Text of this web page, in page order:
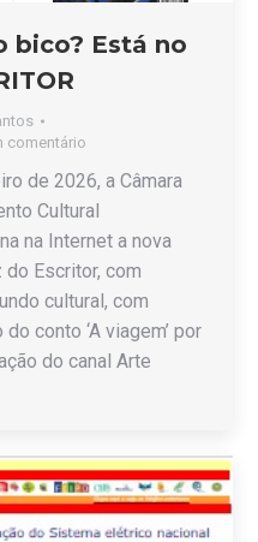
bico? Está no
comentário
de 2026, a Câmara
Cultural
na Internet a nova
Escritor, com
cultural, com
conto ‘A viagem’ por
do canal Arte